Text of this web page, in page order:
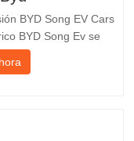
BYD Song EV Cars
BYD Song Ev se
del cliente y el
para satisfacer la
Ev Electric Vehicle